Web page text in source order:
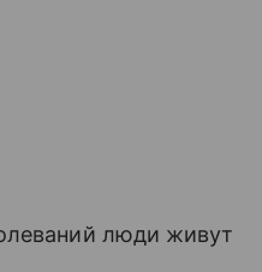
люди живут